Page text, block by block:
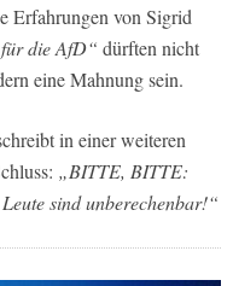
Erfahrungen von Sigrid
die AfD“ dürften nicht
eine Mahnung sein.
in einer weiteren
„BITTE, BITTE:
sind unberechenbar!“